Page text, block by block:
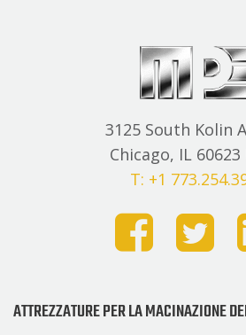
3125 South Kolin
Chicago, IL 60623
T: +1
ATTREZZATURE PER LA MACINAZIONE